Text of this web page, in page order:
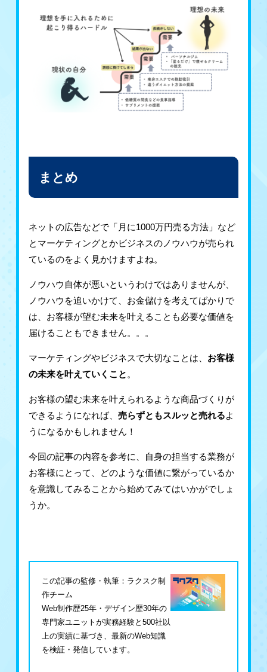
まとめ
ネットの広告などで「月に1000万円売る方法」など
とマーケティングとかビジネスのノウハウが売られ
ているのをよく見かけますよね。
ノウハウ自体が悪いというわけではありませんが、
ノウハウを追いかけて、お金儲けを考えてばかりで
は、お客様が望む未来を叶えることも必要な価値を
届けることもできません。。。
マーケティングやビジネスで大切なことは、 お客様
の未来を叶えていくこと。
お客様の望む未来を叶えられるような商品づくりが
できるようになれば、 売らずともスルッと売れるよ
うになるかもしれません！
今回の記事の内容を参考に、自身の担当する業務が
お客様にとって、どのような価値に繋がっているか
を意識してみることから始めてみてはいかがでしょ
うか。
この記事の監修・執筆：ラクスク制
作チーム
Web制作歴25年・デザイン歴30年の
専門家ユニットが実務経験と500社以
上の実績に基づき、最新のWeb知識
を検証・発信しています。